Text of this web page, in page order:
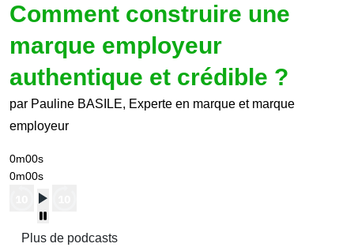
Comment construire une
marque employeur
authentique et crédible ?
par Pauline BASILE, Experte en marque et marque
employeur
0m00s
0m00s
Plus de podcasts